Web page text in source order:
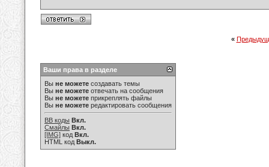
«
Ваши права в разделе
Вы не можете создавать темы
Вы не можете отвечать на сообщения
Вы не можете прикреплять файлы
Вы не можете редактировать сообщения
BB коды Вкл.
Смайлы Вкл.
[IMG] код Вкл.
HTML код Выкл.